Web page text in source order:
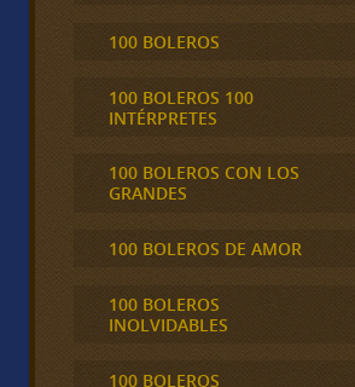
100 BOLEROS
100 BOLEROS 100
INTÉRPRETES
100 BOLEROS CON LOS
GRANDES
100 BOLEROS DE AMOR
100 BOLEROS
INOLVIDABLES
100 BOLEROS